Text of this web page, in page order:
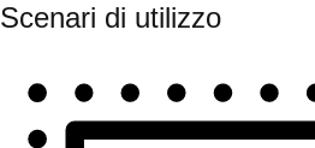
Scenari di utilizzo